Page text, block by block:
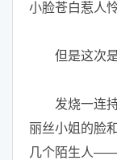
小脸苍白惹人
但是这次是
发烧一连持
丽丝小姐的脸
几个陌生人——